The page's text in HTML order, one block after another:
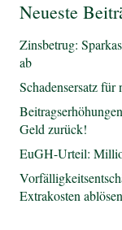
Neueste
Zinsbetrug:
ab
Schadensersatz
Geld zurück!
EuGH-Urteil:
Extrakosten ablösen